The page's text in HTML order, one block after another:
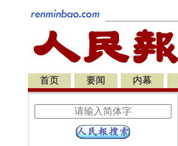
首页 要闻 内幕